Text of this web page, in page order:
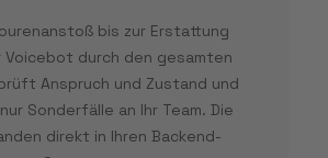
bis zur Erstattung
durch den gesamten
Anspruch und Zustand und
Sonderfälle an Ihr Team. Die
direkt in Ihren Backend-